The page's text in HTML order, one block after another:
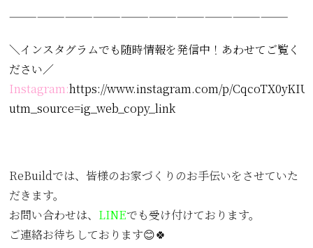
——————————————————————————————
＼インスタグラムでも随時情報を発信中！あわせてご覧く
ださい／
Instagram:https://www.instagram.com/p/CqcoTX0yKIU/
utm_source=ig_web_copy_link
ReBuildでは、皆様のお家づくりのお手伝いをさせていた
だきます。
お問い合わせは、 LINEでも受け付けております。
ご連絡お待ちしております😊🍀